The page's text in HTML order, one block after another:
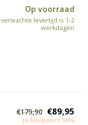
Op voorraad
verwachte levertijd is 1-2
werkdagen
€179,90 €89,95
Je bespaart 50%